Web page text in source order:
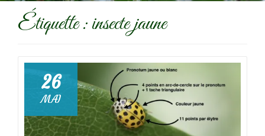
Étiquette :insecte jaune
26
MAI